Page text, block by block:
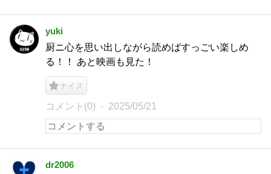
yuki
厨ニ心を思い出しながら読めばすっごい楽しめ
る！！ あと映画も見た！
ナイス
コメント(0) 2025/05/21
dr2006